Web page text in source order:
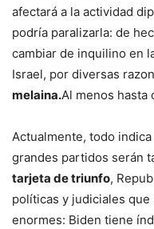
afectará a la actividad
podría paralizarla: de
cambiar de inquilino en
Israel, por diversas
melaina.Al menos hasta
Actualmente, todo
grandes partidos serán
tarjeta de triunfo,
políticas y judiciales que
enormes: Biden tiene